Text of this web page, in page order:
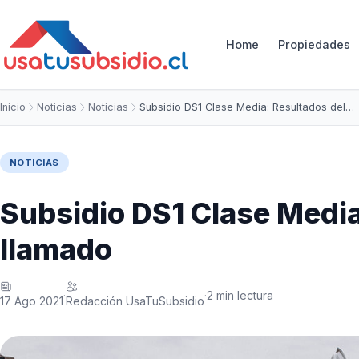
Home Propiedades
Inicio Noticias Noticias Subsidio DS1 Clase Media: Resultados del…
NOTICIAS
Subsidio DS1 Clase
llamado
17 Ago 2021·Redacción UsaTuSubsidio·2 min lectura